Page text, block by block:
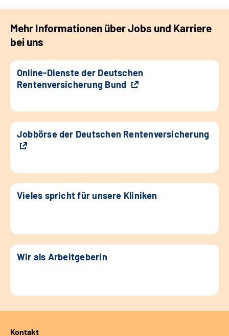
Mehr Informationen über Jobs und Karriere
bei uns
Online-Dienste der Deutschen
Rentenversicherung Bund
Jobbörse der Deutschen Rentenversicherung
Vieles spricht für unsere Kliniken
Wir als Arbeitgeberin
Kontakt